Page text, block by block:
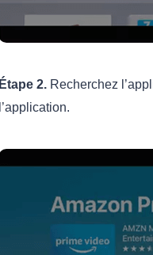
Étape 2. Recherchez
l’application.